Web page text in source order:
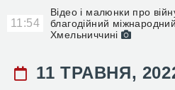
11:54
Відео і малюнки про
благодійний
Хмельниччині
11 ТРАВНЯ,